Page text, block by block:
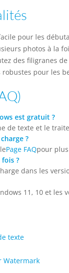
pour les
photos à la
des filigranes
robustes pour les
est gratuit ?
de texte et le
?
Page FAQpour
?
dans les
11, 10 et les
texte
Watermark